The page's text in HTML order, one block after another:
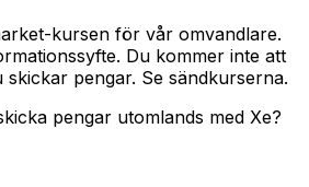
kursen för vår omvandlare.
Du kommer inte att
pengar. Se sändkurserna.
pengar utomlands med Xe?